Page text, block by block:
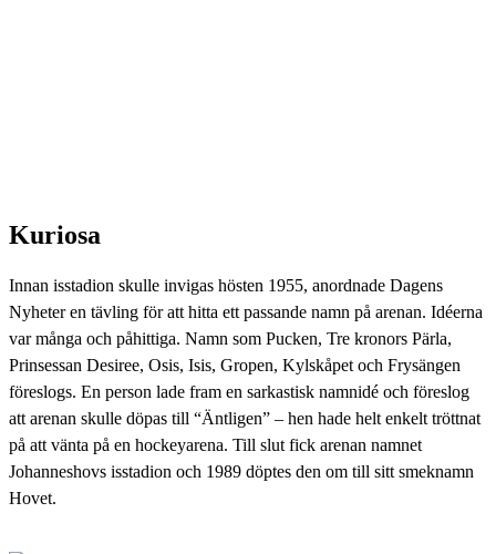
Kuriosa
Innan isstadion skulle invigas hösten 1955, anordnade Dagens
Nyheter en tävling för att hitta ett passande namn på arenan. Idéerna
var många och påhittiga. Namn som Pucken, Tre kronors Pärla,
Prinsessan Desiree, Osis, Isis, Gropen, Kylskåpet och Frysängen
föreslogs. En person lade fram en sarkastisk namnidé och föreslog
att arenan skulle döpas till “Äntligen” – hen hade helt enkelt tröttnat
på att vänta på en hockeyarena. Till slut fick arenan namnet
Johanneshovs isstadion och 1989 döptes den om till sitt smeknamn
Hovet.